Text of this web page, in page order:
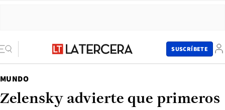
SUSCRÍBETE
MUNDO
Zelensky advierte que primeros